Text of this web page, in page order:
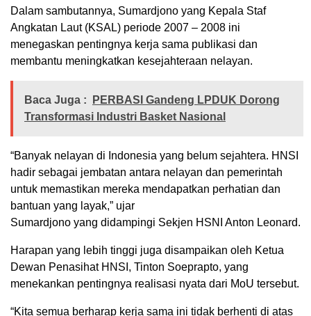
Dalam sambutannya, Sumardjono yang Kepala Staf
Angkatan Laut (KSAL) periode 2007 – 2008 ini
menegaskan pentingnya kerja sama publikasi dan
membantu meningkatkan kesejahteraan nelayan.
Baca Juga :
PERBASI Gandeng LPDUK Dorong
Transformasi Industri Basket Nasional
“Banyak nelayan di Indonesia yang belum sejahtera. HNSI
hadir sebagai jembatan antara nelayan dan pemerintah
untuk memastikan mereka mendapatkan perhatian dan
bantuan yang layak,” ujar
Sumardjono yang didampingi Sekjen HSNI Anton Leonard.
Harapan yang lebih tinggi juga disampaikan oleh Ketua
Dewan Penasihat HNSI, Tinton Soeprapto, yang
menekankan pentingnya realisasi nyata dari MoU tersebut.
“Kita semua berharap kerja sama ini tidak berhenti di atas